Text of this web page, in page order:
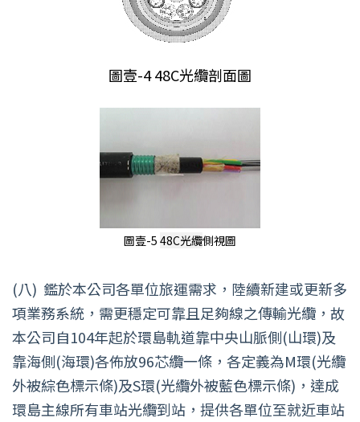
圖壹-4 48C光纜剖面圖
圖壹-5 48C光纜側視圖
(八) 鑑於本公司各單位旅運需求，陸續新建或更新多
項業務系統，需更穩定可靠且足夠線之傳輸光纜，故
本公司自104年起於環島軌道靠中央山脈側(山環)及
靠海側(海環)各佈放96芯纜一條，各定義為M環(光纜
外被綜色標示條)及S環(光纜外被藍色標示條)，達成
環島主線所有車站光纜到站，提供各單位至就近車站